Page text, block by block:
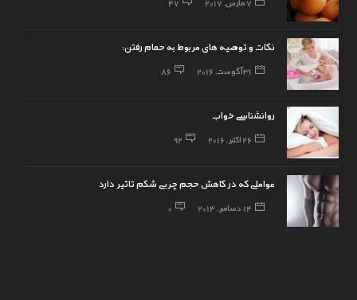
7 مارس, 2017 47
نکات و توصیه های مربوط به حمام رفتن:
31 آگوست, 2016 86
روانشناسی خواب
26 اکتبر, 2016 92
عواملی که در کاهش حجم چربی شکم تاثیر دارد
14 دسامبر, 2014 0